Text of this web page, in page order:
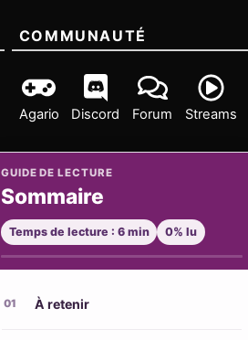
COMMUNAUTÉ
Agario Discord Forum Streams
GUIDE DE LECTURE
Sommaire
Temps de lecture : 6 min 0% lu
À retenir